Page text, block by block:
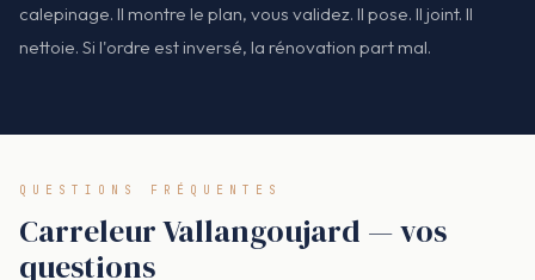
calepinage. Il montre le plan, vous validez. Il pose. Il joint. Il
nettoie. Si l'ordre est inversé, la rénovation part mal.
QUESTIONS FRÉQUENTES
Carreleur Vallangoujard — vos
questions